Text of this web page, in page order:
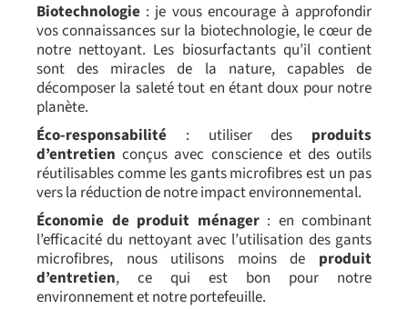
Biotechnologie : je vous encourage à approfondir
vos connaissances sur la biotechnologie, le cœur de
notre nettoyant. Les biosurfactants qu’il contient
sont des miracles de la nature, capables de
décomposer la saleté tout en étant doux pour notre
planète.
Éco-responsabilité : utiliser des produits
d’entretien conçus avec conscience et des outils
réutilisables comme les gants microfibres est un pas
vers la réduction de notre impact environnemental.
Économie de produit ménager: en combinant
l’efficacité du nettoyant avec l’utilisation des gants
microfibres, nous utilisons moins de produit
d’entretien, ce qui est bon pour notre
environnement et notre portefeuille.